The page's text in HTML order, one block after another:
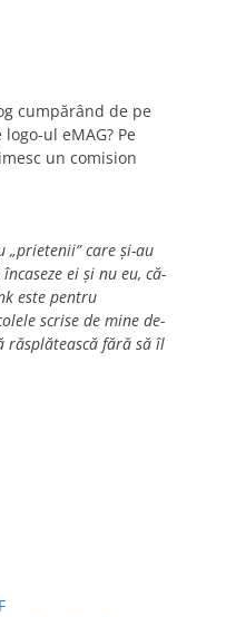
cumpărând de pe
logo-ul eMAG? Pe
un comision
„prietenii” care și-au
ei și nu eu, că-
este pentru
scrise de mine de-
răsplătească fără să îl